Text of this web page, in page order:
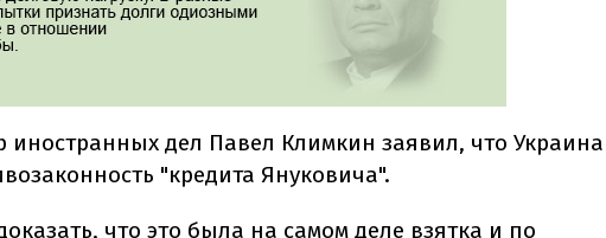
дел Павел Климкин заявил, что Украина
"кредита Януковича".
что это была на самом деле взятка и по